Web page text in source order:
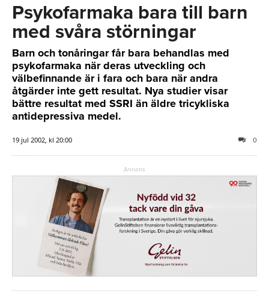
Psykofarmaka bara till barn
med svåra störningar
Barn och tonåringar får bara behandlas med
psykofarmaka när deras utveckling och
välbefinnande är i fara och bara när andra
åtgärder inte gett resultat. Nya studier visar
bättre resultat med SSRI än äldre tricykliska
antidepressiva medel.
19 jul 2002, kl 20:00 0
Annons